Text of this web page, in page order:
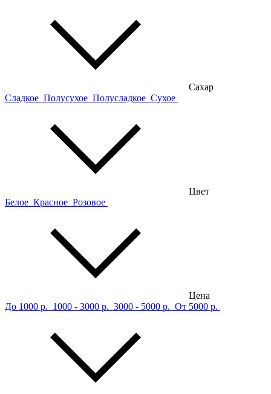
Сахар
Сладкое Полусухое Полусладкое Сухое
Цвет
Белое Красное Розовое
Цена
До 1000 р. 1000 - 3000 р. 3000 - 5000 р. От 5000 р.